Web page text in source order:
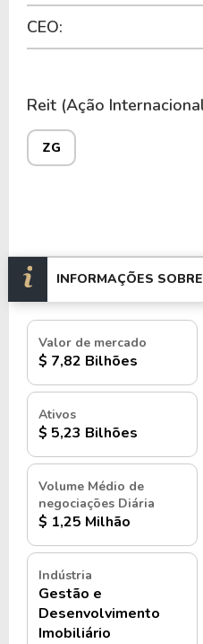
CEO:
Reit (Ação
ZG
INFORMAÇÕES
Valor de mercado
$ 7,82 Bilhões
Ativos
$ 5,23 Bilhões
Volume Médio de
negociações Diária
$ 1,25 Milhão
Indústria
Gestão e
Desenvolvimento
Imobiliário